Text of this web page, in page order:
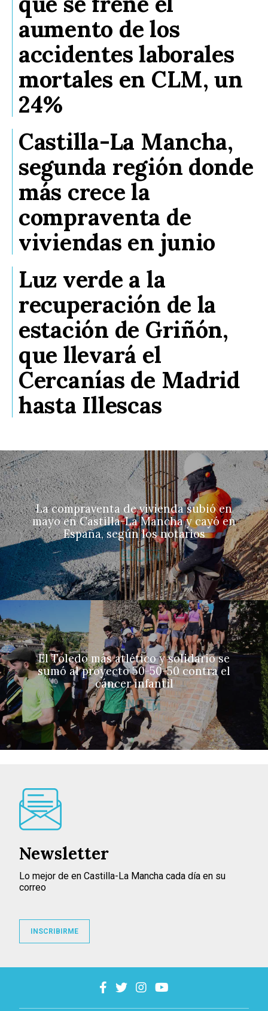
aumento de los
accidentes laborales
mortales en CLM, un
24%
Castilla-La Mancha,
segunda región donde
más crece la
compraventa de
viviendas en junio
Luz verde a la
recuperación de la
estación de Griñón,
que llevará el
Cercanías de Madrid
hasta Illescas
La compraventa de vivienda subió en
mayo en Castilla-La Mancha y cayó en
España, según los notarios
El Toledo más atlético y solidario se
sumó al proyecto 50-50-50 contra el
cáncer infantil
Newsletter
Lo mejor de en Castilla-La Mancha cada día en su
correo
INSCRIBIRME